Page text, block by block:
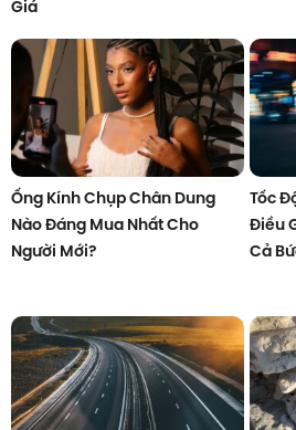
Giá
Ống Kính Chụp Chân Dung
Nào Đáng Mua Nhất Cho
Người Mới?
Tốc
Điều
Cả